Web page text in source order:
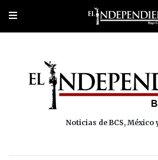
Portada Los Cabos
Noticias de BCS, México